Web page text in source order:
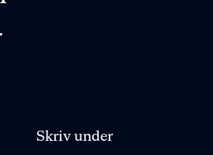
Skriv under